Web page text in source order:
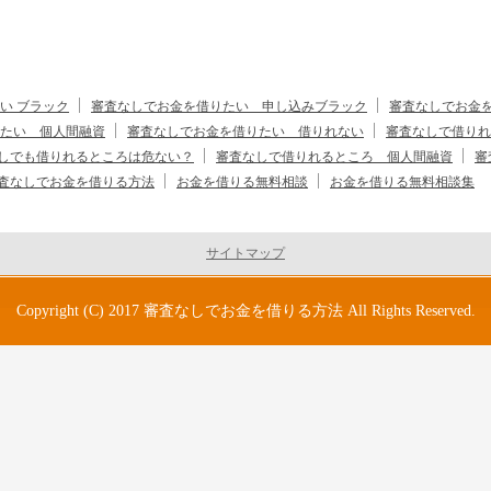
ブラック 審査なしでお金を借りたい 申し込みブラック
審査なしでお金
たい 個人間融資
審査なしでお金を借りたい 借りれない
審査なしで借り
でも借りれるところは危ない？
審査なしで借りれるところ 個人間融資
審
なしでお金を借りる方法
お金を借りる無料相談 お金を借りる無料相談集
サイトマップ
Copyright (C) 2017 審査なしでお金を借りる方法All Rights Reserved.